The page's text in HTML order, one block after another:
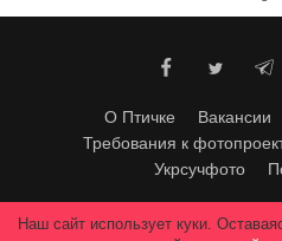
О Птичке Вакансии
Требования к
Укрсучфото
Любое использование материалов
Наш сайт использует куки.